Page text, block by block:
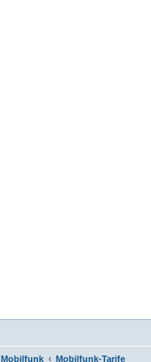
Mobilfunk Mobilfunk-Tarife